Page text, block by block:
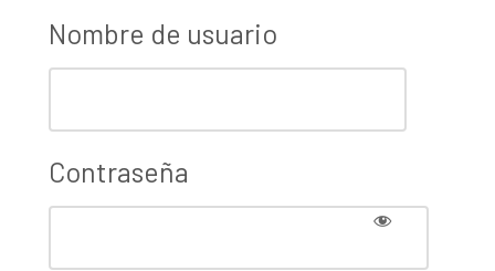
Nombre de usuario
Contraseña